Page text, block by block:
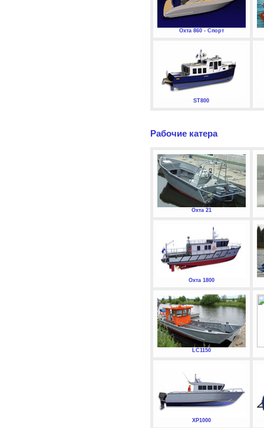
Охта 860 - Спорт
ST800
Рабочие катера
Охта 21
Охта 1800
LC1150
XP1000